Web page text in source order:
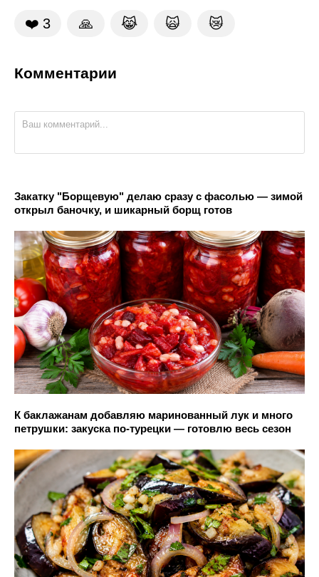
❤️ 3 🙏 😹 🙀 😿
Комментарии
Закатку "Борщевую" делаю сразу с фасолью — зимой
открыл баночку, и шикарный борщ готов
К баклажанам добавляю маринованный лук и много
петрушки: закуска по-турецки — готовлю весь сезон